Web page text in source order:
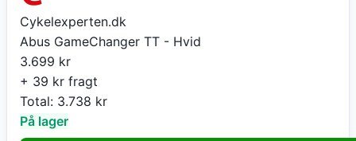
Cykelexperten.dk
Abus GameChanger TT - Hvid
3.699 kr
+ 39 kr fragt
Total: 3.738 kr
På lager